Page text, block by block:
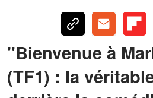
"Bienvenue à
(TF1) : la